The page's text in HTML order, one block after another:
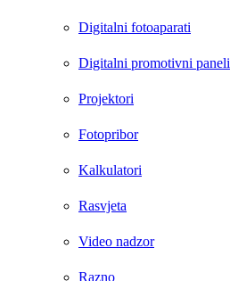
Digitalni fotoaparati
Digitalni promotivni paneli
Projektori
Fotopribor
Kalkulatori
Rasvjeta
Video nadzor
Razno